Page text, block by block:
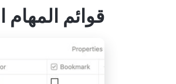
قوائم المهام